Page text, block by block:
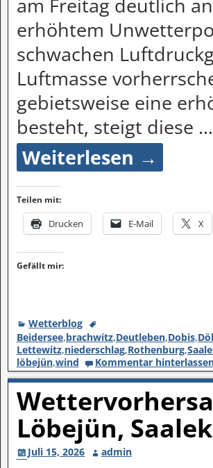
am Freitag deutlich
erhöhtem
schwachen
Luftmasse
gebietsweise eine
besteht, steigt diese …
Weiterlesen →
Teilen mit:
Drucken E-Mail X
Gefällt mir:
Wetterblog
Beidersee,brachwitz,Deutleben,Dobis,
Lettewitz,niederschlag,Rothenburg,
löbejün,wind Kommentar
Löbejün,
Juli 15, 2026 admin